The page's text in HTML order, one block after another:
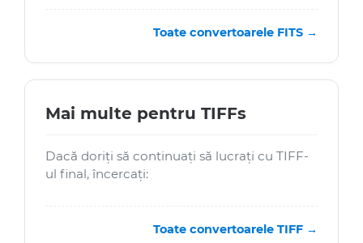
Toate convertoarele FITS →
Mai multe pentru TIFFs
Dacă doriți să continuați să lucrați cu TIFF-
ul final, încercați:
Toate convertoarele TIFF →